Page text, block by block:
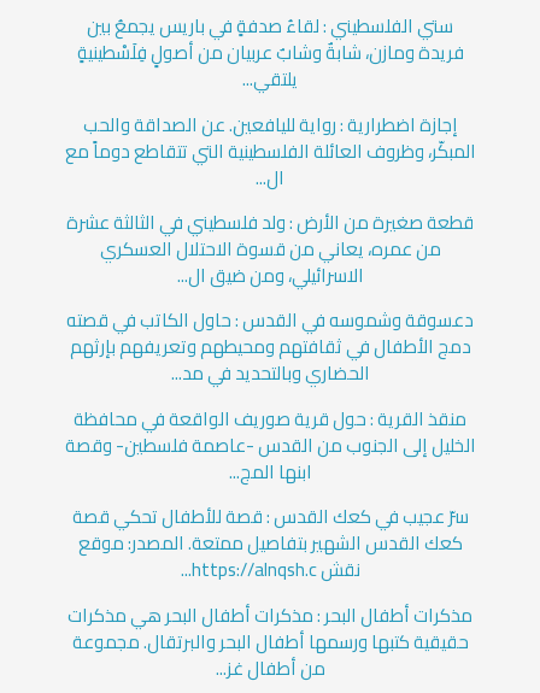
ستي الفلسطيني : لقاءُ صدفةٍ في باريس يجمعُ بين
فريدة ومازن، شابةٌ وشابٌ عربيان من أصولٍ فِلَسْطينيةٍ
يلتقي...
إجازة اضطرارية : رواية لليافعين. عن الصداقة والحب
المبكّر، وظروف العائلة الفلسطينية التي تتقاطع دوماً مع
ال...
قطعة صغيرة من الأرض : ولد فلسطيني في الثالثة عشرة
من عمره، يعاني من قسوة الاحتلال العسكري
الاسرائيلي، ومن ضيق ال...
دعسوقة وشموسه في القدس : حاول الكاتب في قصته
دمج الأطفال في ثقافتهم ومحيطهم وتعريفهم بإرثهم
الحضاري وبالتحديد في مد...
منقذ القرية : حول قرية صوريف الواقعة في محافظة
الخليل إلى الجنوب من القدس -عاصمة فلسطين- وقصة
ابنها المج...
سرّ عجيب في كعك القدس : قصة للأطفال تحكي قصة
كعك القدس الشهير بتفاصيل ممتعة. المصدر: موقع
نقش https://alnqsh.c...
مذكرات أطفال البحر : مذكرات أطفال البحر هي مذكرات
حقيقية كتبها ورسمها أطفال البحر والبرتقال. مجموعة
من أطفال غز...